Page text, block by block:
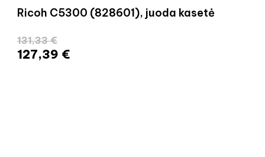
Ricoh C5300 (828601), juoda kasetė
131,33 €
127,39 €